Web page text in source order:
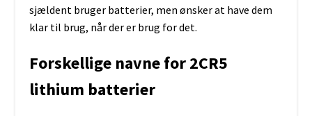
sjældent bruger batterier, men ønsker at have dem
klar til brug, når der er brug for det.
Forskellige navne for 2CR5
lithium batterier